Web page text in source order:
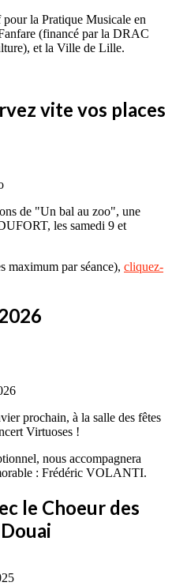
la Pratique Musicale en
(financé par la DRAC
et la Ville de Lille.
vite vos places
de "Un bal au zoo", une
les samedi 9 et
maximum par séance), cliquez-
prochain, à la salle des fêtes
Virtuoses !
nous accompagnera
: Frédéric VOLANTI.
le Choeur des